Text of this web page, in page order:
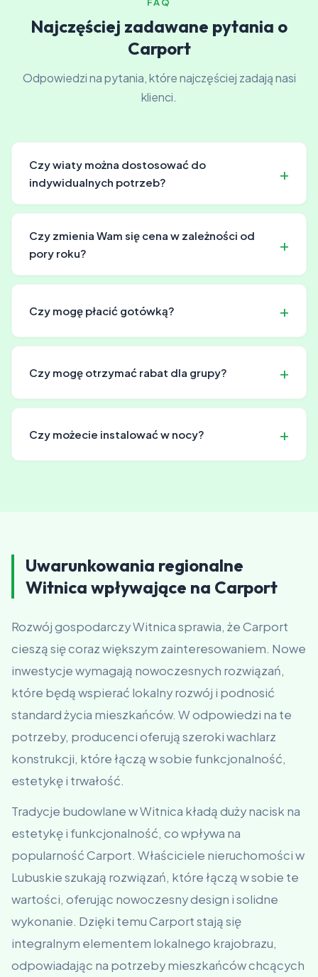
Najczęściej zadawane pytania o
Carport
Odpowiedzi na pytania, które najczęściej zadają nasi
klienci.
Czy wiaty można dostosować do
indywidualnych potrzeb?
Nasze wiaty są projektowane z myślą o elastyczności,
specyficznych wymagań klienta.
Czy zmienia Wam się cena w zależności od
pory roku?
Ceny mogą się zmienić w okresach wysokiego sezonu.
pozostaje stała przez cały rok.
Czy mogę płacić gotówką?
Tak, akceptujemy gotówkę, karty, przelewy i e-
Czy mogę otrzymać rabat dla grupy?
Tak, dla zamówień grupowych oferujemy atrakcyjne
zamówienia.
Czy możecie instalować w nocy?
Uwarunkowania regionalne
Witnica wpływające na Carport
Rozwój gospodarczy Witnica sprawia, że Carport
cieszą się coraz większym zainteresowaniem. Nowe
inwestycje wymagają nowoczesnych rozwiązań,
które będą wspierać lokalny rozwój i podnosić
standard życia mieszkańców. W odpowiedzi na te
potrzeby, producenci oferują szeroki wachlarz
konstrukcji, które łączą w sobie funkcjonalność,
estetykę i trwałość.
Tradycje budowlane w Witnica kładą duży nacisk na
estetykę i funkcjonalność, co wpływa na
popularność Carport. Właściciele nieruchomości w
Lubuskie szukają rozwiązań, które łączą w sobie te
wartości, oferując nowoczesny design i solidne
wykonanie. Dzięki temu Carport stają się
integralnym elementem lokalnego krajobrazu,
odpowiadając na potrzeby mieszkańców chcących